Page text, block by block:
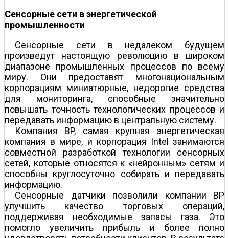
Сенсорные сети в энергетической
промышленности
Сенсорные сети в недалеком будущем
произведут настоящую революцию в широком
диапазоне промышленных процессов по всему
миру. Они предоставят многонациональным
корпорациям миниатюрные, недорогие средства
для мониторинга, способные значительно
повышать точность технологических процессов и
передавать информацию в центральную систему.
Компания BP, самая крупная энергетическая
компания в мире, и корпорация Intel занимаются
совместной разработкой технологии сенсорных
сетей, которые относятся к «нейронным» сетям и
способны круглосуточно собирать и передавать
информацию.
Сенсорные датчики позволили компании BP
улучшить качество торговых операций,
поддерживая необходимые запасы газа. Это
помогло увеличить прибыль и более полно